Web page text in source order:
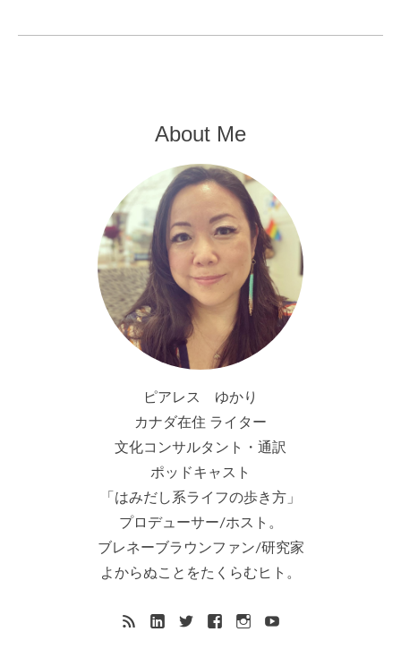
About Me
ピアレス ゆかり
カナダ在住 ライター
文化コンサルタント・通訳
ポッドキャスト
「はみだし系ライフの歩き方」
プロデューサー/ホスト。
ブレネーブラウンファン/研究家
よからぬことをたくらむヒト。